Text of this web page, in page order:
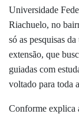
Universidade
Riachuelo, no
só as pesquisas
extensão, que
guiadas com
voltado para toda
Conforme explica